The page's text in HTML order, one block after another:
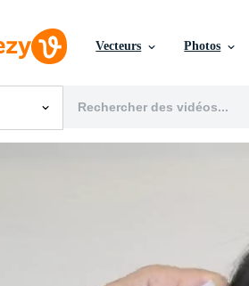
Vecteurs Photos